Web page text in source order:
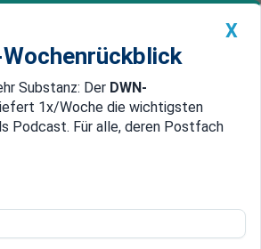
DWN: Geldanlage Premium
DWN-Magazin China
verhängen
US-Waren
X
Wochenrückblick
Substanz: Der DWN-
liefert 1x/Woche die wichtigsten
Podcast. Für alle, deren Postfach